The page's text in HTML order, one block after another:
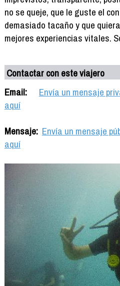
no se queje, que le guste el
demasiado tacaño y que
mejores experiencias vitales.
Contactar con este viajero
Email:
Envía un mensaje
aquí
Mensaje: Envía un mensaje
aquí